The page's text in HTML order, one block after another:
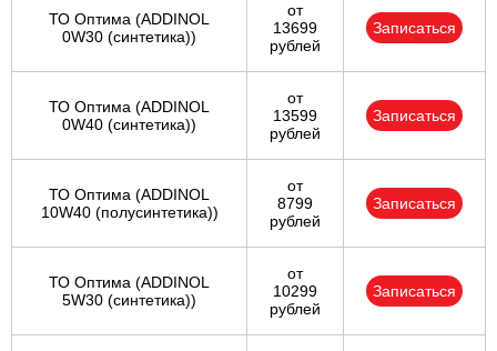
ТО Оптима (ADDINOL
0W30 (синтетика))
от
13699
рублей
Записаться
ТО Оптима (ADDINOL
0W40 (синтетика))
от
13599
рублей
Записаться
ТО Оптима (ADDINOL
10W40 (полусинтетика))
от
8799
рублей
Записаться
ТО Оптима (ADDINOL
5W30 (синтетика))
от
10299
рублей
Записаться